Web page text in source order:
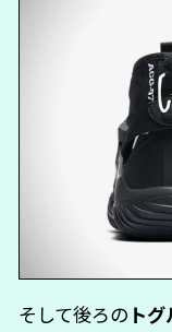
そして後ろの ト